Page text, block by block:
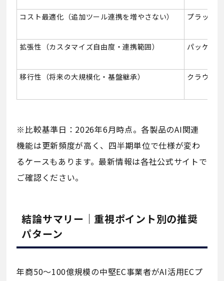
コスト最適化（追加ツール連携を増やさない） プラット
拡張性（カスタマイズ自由度・連携範囲） パッケー
移行性（将来の大規模化・基盤継承） クラウド
※比較基準日：2026年6月時点。各製品のAI関連
機能は更新頻度が高く、四半期単位で仕様が変わ
るケースもあります。最新情報は各社公式サイトで
ご確認ください。
結論サマリー｜重視ポイント別の推奨
パターン
年商50〜100億規模の中堅EC事業者がAI活用ECプ